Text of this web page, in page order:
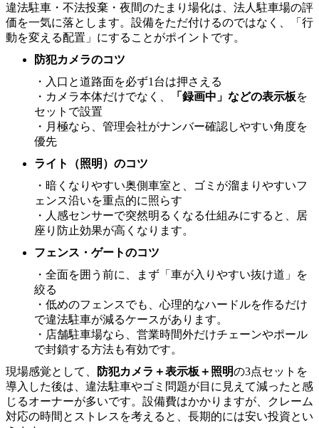
違法駐車・不法投棄・夜間のたまり場化は、法人駐車場の評
価を一気に落とします。設備をただ付けるのではなく、「行
動を変える配置」にすることがポイントです。
防犯カメラのコツ
・入口と道路面を必ず1台は押さえる
・カメラ本体だけでなく、
「録画中」などの表示板を
セットで設置
・月極なら、管理会社がナンバー確認しやすい角度を
優先
ライト（照明）のコツ
・暗くなりやすい奥側車室と、ゴミが溜まりやすいフ
ェンス沿いを重点的に照らす
・人感センサーで突然明るくなる仕組みにすると、居
座り防止効果が高くなります。
フェンス・ゲートのコツ
・全面を囲う前に、まず「車が入りやすい抜け道」を
絞る
・低めのフェンスでも、心理的なハードルを作るだけ
で違法駐車が減るケースがあります。
・店舗駐車場なら、営業時間外だけチェーンやポール
で封鎖する方法も有効です。
現場感覚として、
防犯カメラ＋表示板＋照明の3点セットを
導入した後は、違法駐車やゴミ問題が目に見えて減ったと感
じるオーナーが多いです。設備費はかかりますが、クレーム
対応の時間とストレスを考えると、長期的には安い投資とい